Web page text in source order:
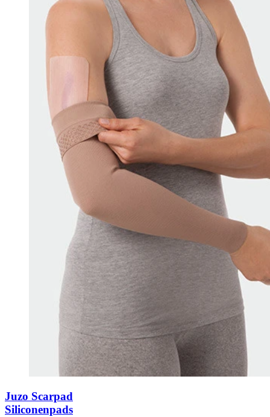
Juzo Scarpad
Siliconenpads